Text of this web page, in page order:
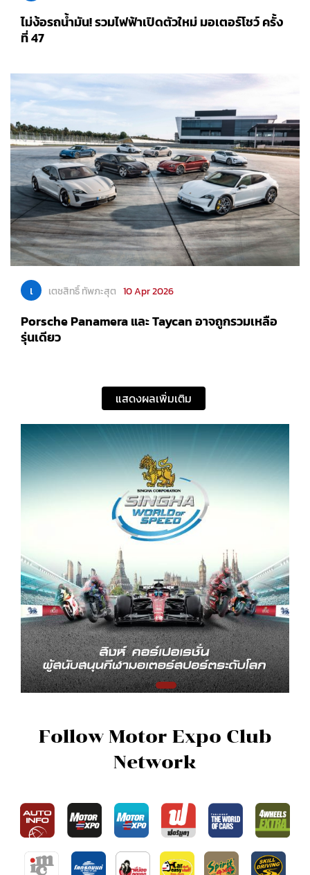
ไม่ง้อรถน้ำมัน! รวมไฟฟ้าเปิดตัวใหม่ มอเตอร์โชว์ ครั้ง
ที่ 47
เ เตชสิทธิ์ ทัพภะสุต 10 Apr 2026
Porsche Panamera และ Taycan อาจถูกรวมเหลือ
รุ่นเดียว
แสดงผลเพิ่มเติม
Follow Motor Expo Club
Network